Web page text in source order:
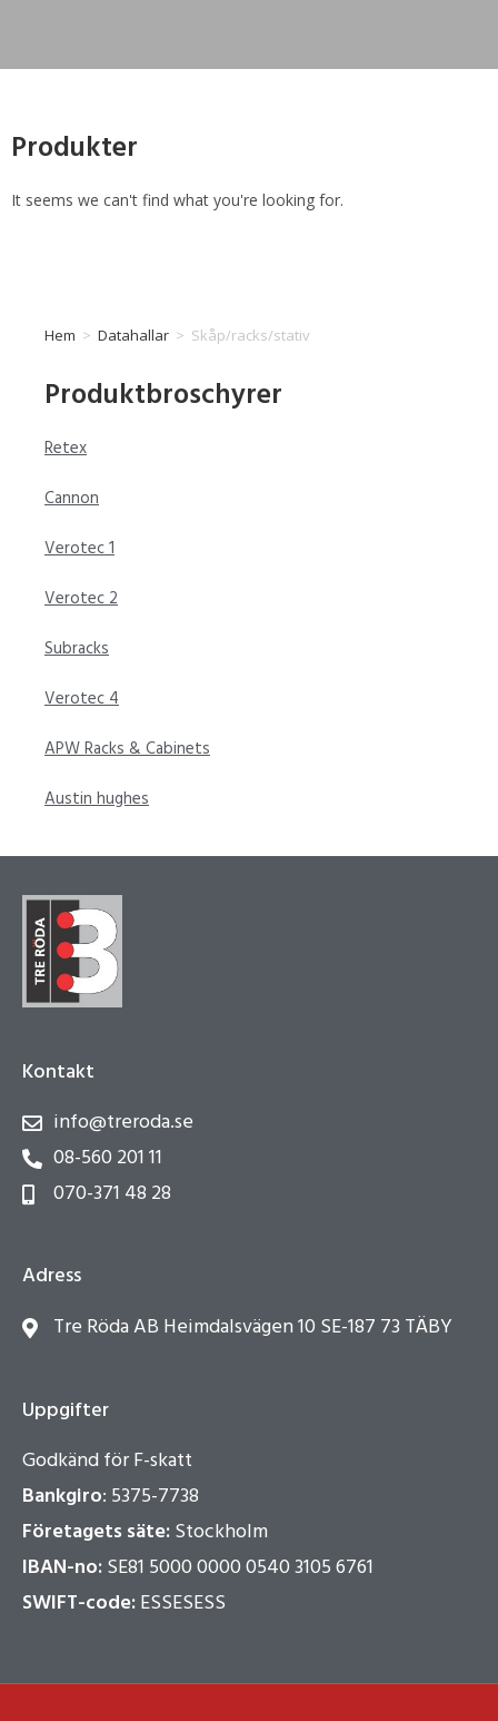
Produkter
It seems we can't find what you're looking for.
Hem > Datahallar > Skåp/racks/stativ
Produktbroschyrer
Retex
Cannon
Verotec 1
Verotec 2
Subracks
Verotec 4
APW Racks & Cabinets
Austin hughes
Kontakt
info@treroda.se
08-560 201 11
070-371 48 28
Adress
Tre Röda AB Heimdalsvägen 10 SE-187 73 TÄBY
Uppgifter
Godkänd för F-skatt
Bankgiro: 5375-7738
Företagets säte:Stockholm
IBAN-no:SE81 5000 0000 0540 3105 6761
SWIFT-code:ESSESESS